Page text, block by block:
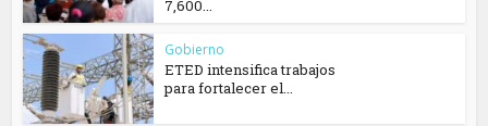
7,600...
Gobierno
ETED intensifica trabajos
para fortalecer el...